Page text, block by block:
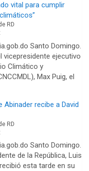
vital para cumplir
RD
Santo Domingo.
vicepresidente ejecutivo
Climático y
Max Puig, el
Abinader recibe a David
RD
Santo Domingo.
de la República, Luis
esta tarde en su